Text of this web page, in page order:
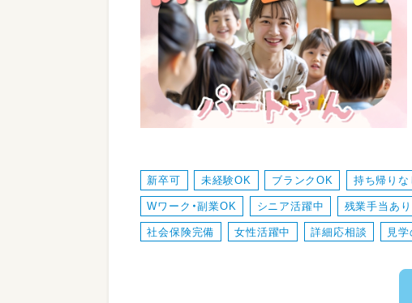
新卒可 未経験OK ブランクOK 持ち帰りな
Wワーク・副業OK シニア活躍中 残業手当あり
社会保険完備 女性活躍中 詳細応相談 見